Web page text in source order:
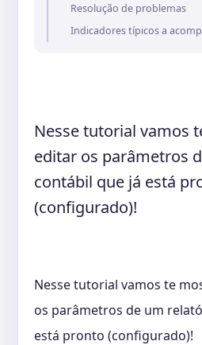
Nesse tutorial vamos
editar os parâmetros
contábil que já está
(configurado)!
Nesse tutorial vamos te
os parâmetros de um
está pronto (configurado)!
Resolução de problemas
Indicadores típicos a